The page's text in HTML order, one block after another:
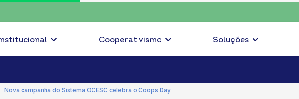
Cooperativismo Soluções
Nova campanha do Sistema OCESC celebra o Coops Day